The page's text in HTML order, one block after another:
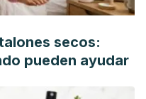
secos:
pueden ayudar